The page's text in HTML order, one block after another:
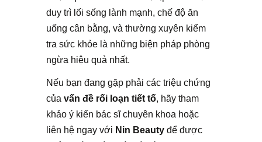
duy trì lối sống lành mạnh, chế độ ăn
uống cân bằng, và thường xuyên kiểm
tra sức khỏe là những biện pháp phòng
ngừa hiệu quả nhất.
Nếu bạn đang gặp phải các triệu chứng
của vấn đề rối loạn tiết tố, hãy tham
khảo ý kiến bác sĩ chuyên khoa hoặc
liên hệ ngay với Nin Beauty để được